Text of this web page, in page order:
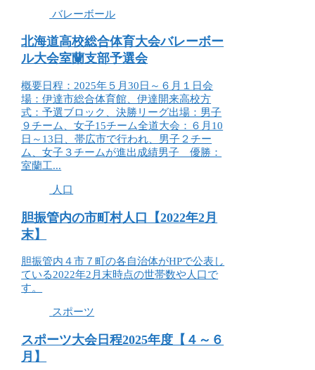
バレーボール
北海道高校総合体育大会バレーボー
ル大会室蘭支部予選会
概要日程：2025年５月30日～６月１日会
場：伊達市総合体育館、伊達開来高校方
式：予選ブロック、決勝リーグ出場：男子
９チーム、女子15チーム全道大会：６月10
日～13日、帯広市で行われ、男子２チー
ム、女子３チームが進出成績男子 優勝：
室蘭工...
人口
胆振管内の市町村人口【2022年2月
末】
胆振管内４市７町の各自治体がHPで公表し
ている2022年2月末時点の世帯数や人口で
す。
スポーツ
スポーツ大会日程2025年度【４～６
月】